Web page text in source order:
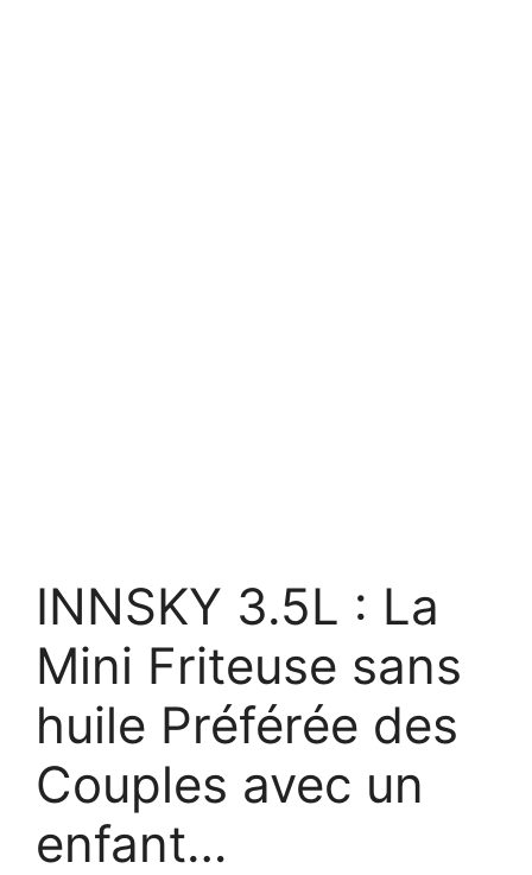
INNSKY 3.5L : La
Mini Friteuse sans
huile Préférée des
Couples avec un
enfant…